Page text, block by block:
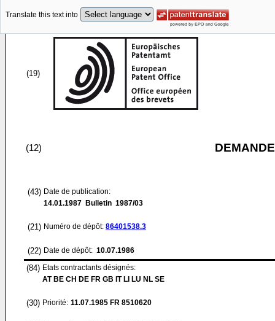
Translate this text into
(19)
(12)
(43) Date de publication:
14.01.1987 Bulletin 1987/03
(21) Numéro de dépôt: 86401538.3
(22) Date de dépôt: 10.07.1986
(84) Etats contractants désignés:
AT BE CH DE FR GB IT LI LU NL SE
(30) Priorité: 11.07.1985 FR 8510620